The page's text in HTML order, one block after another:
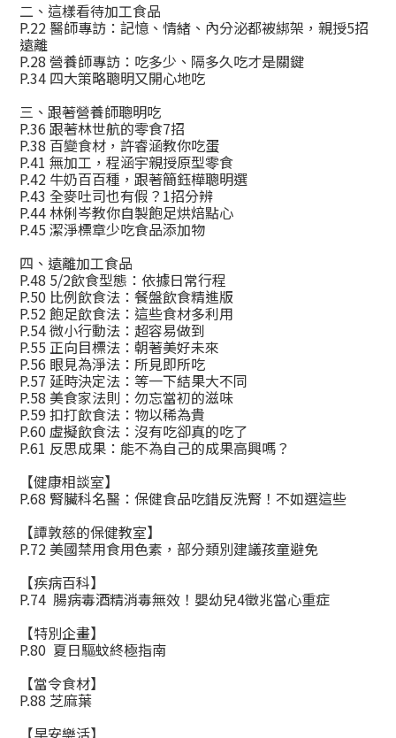
二、這樣看待加工食品
P.22 醫師專訪：記憶、情緒、內分泌都被綁架，親授5招
遠離
P.28 營養師專訪：吃多少、隔多久吃才是關鍵
P.34 四大策略聰明又開心地吃
三、跟著營養師聰明吃
P.36 跟著林世航的零食7招
P.38 百變食材，許睿涵教你吃蛋
P.41 無加工，程涵宇親授原型零食
P.42 牛奶百百種，跟著簡鈺樺聰明選
P.43 全麥吐司也有假？1招分辨
P.44 林俐岑教你自製飽足烘焙點心
P.45 潔淨標章少吃食品添加物
四、遠離加工食品
P.48 5/2飲食型態：依據日常行程
P.50 比例飲食法：餐盤飲食精進版
P.52 飽足飲食法：這些食材多利用
P.54 微小行動法：超容易做到
P.55 正向目標法：朝著美好未來
P.56 眼見為淨法：所見即所吃
P.57 延時決定法：等一下結果大不同
P.58 美食家法則：勿忘當初的滋味
P.59 扣打飲食法：物以稀為貴
P.60 虛擬飲食法：沒有吃卻真的吃了
P.61 反思成果：能不為自己的成果高興嗎？
【健康相談室】
P.68 腎臟科名醫：保健食品吃錯反洗腎！不如選這些
【譚敦慈的保健教室】
P.72 美國禁用食用色素，部分類別建議孩童避免
【疾病百科】
P.74 腸病毒酒精消毒無效！嬰幼兒4徵兆當心重症
【特別企畫】
P.80 夏日驅蚊終極指南
【當令食材】
P.88 芝麻葉
【早安樂活】